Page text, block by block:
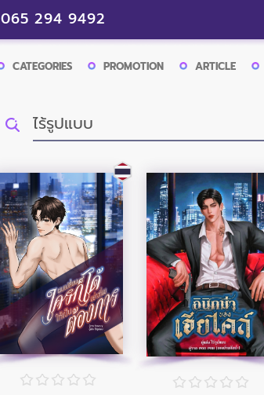
065 294 9492
CATEGORIES PROMOTION ARTICLE